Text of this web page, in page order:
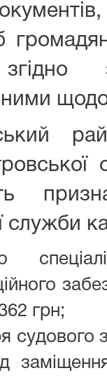
грн;
судового